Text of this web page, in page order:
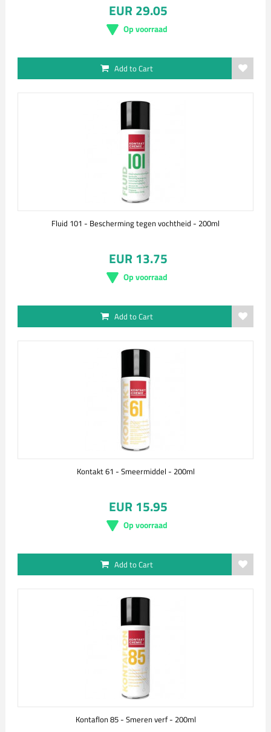
EUR 29.05
Op voorraad
Add to Cart
Fluid 101 - Bescherming tegen vochtheid - 200ml
EUR 13.75
Op voorraad
Add to Cart
Kontakt 61 - Smeermiddel - 200ml
EUR 15.95
Op voorraad
Add to Cart
Kontaflon 85 - Smeren verf - 200ml